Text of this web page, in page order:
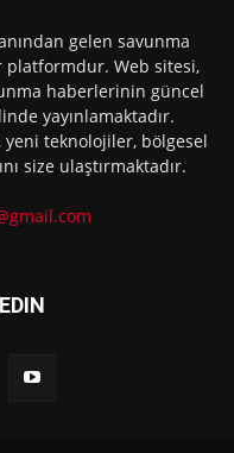
gelen savunma
Web sitesi,
haberlerinin güncel
yayınlamaktadır.
teknolojiler, bölgesel
size ulaştırmaktadır.